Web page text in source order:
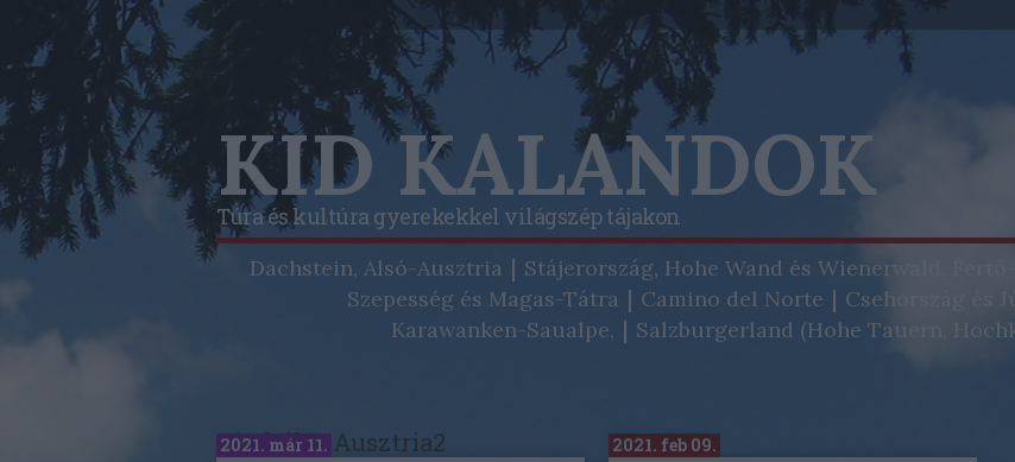
KID KALANDOK
Túra és kultúra gyerekekkel világszép tájakon
Dachstein, Alsó-Ausztria Stájerország, Hohe Wand és Wienerwald, Fertő-
Szepesség és Magas-Tátra
Camino del Norte Csehország és
Karawanken-Saualpe,
Salzburgerland (Hohe Tauern,
Címkék»Ausztria2
2021. már 11. 2021. feb 09.